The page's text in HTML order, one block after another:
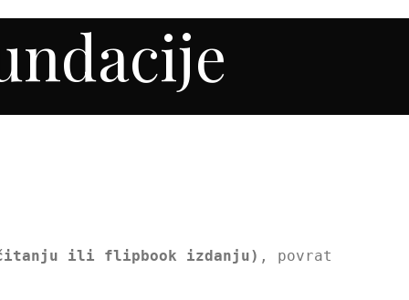
čitanju ili flipbook izdanju) , povrat